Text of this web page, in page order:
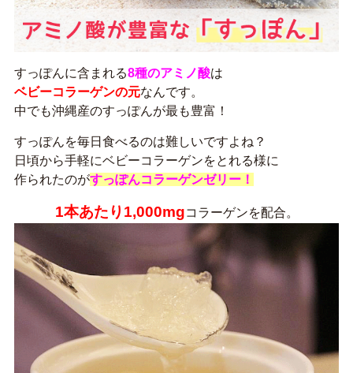
すっぽんに含まれる8種のアミノ酸は
ベビーコラーゲンの元なんです。
中でも沖縄産のすっぽんが最も豊富！
すっぽんを毎日食べるのは難しいですよね？
日頃から手軽にベビーコラーゲンをとれる様に
作られたのがすっぽんコラーゲンゼリー！
1本あたり1,000mgコラーゲンを配合。